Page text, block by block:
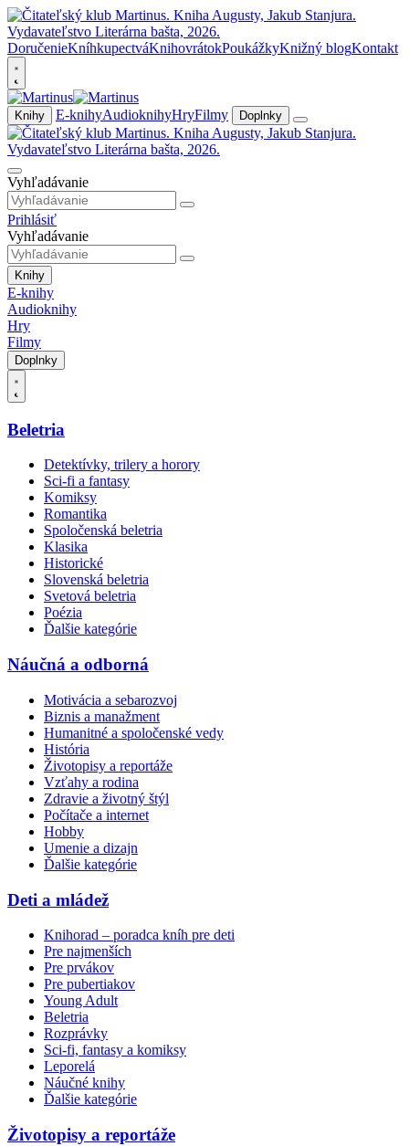
DoručenieKníhkupectváKnihovrátokPoukážkyKnižný blogKontakt
Knihy E-knihyAudioknihyHryFilmy Doplnky
Vyhľadávanie
Prihlásiť
Vyhľadávanie
Knihy
E-knihy
Audioknihy
Hry
Filmy
Doplnky
Beletria
Detektívky, trilery a horory
Sci-fi a fantasy
Komiksy
Romantika
Spoločenská beletria
Klasika
Historické
Slovenská beletria
Svetová beletria
Poézia
Ďalšie kategórie
Náučná a odborná
Motivácia a sebarozvoj
Biznis a manažment
Humanitné a spoločenské vedy
História
Životopisy a reportáže
Vzťahy a rodina
Zdravie a životný štýl
Počítače a internet
Hobby
Umenie a dizajn
Ďalšie kategórie
Deti a mládež
Knihorad – poradca kníh pre deti
Pre najmenších
Pre prvákov
Pre pubertiakov
Young Adult
Beletria
Rozprávky
Sci-fi, fantasy a komiksy
Leporelá
Náučné knihy
Ďalšie kategórie
Životopisy a reportáže